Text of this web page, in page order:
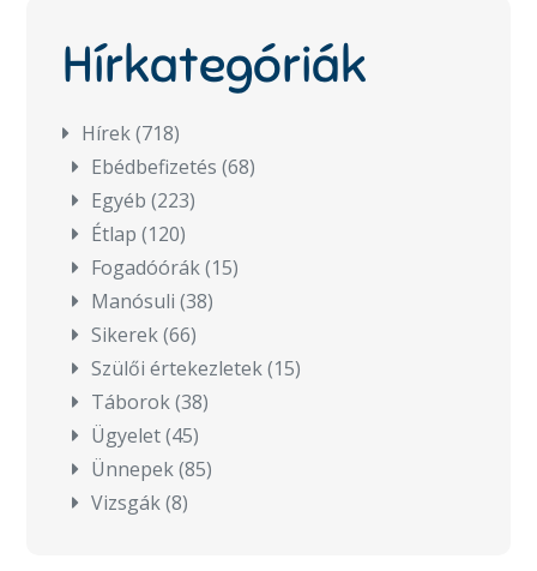
Hírkategóriák
Hírek(718)
Ebédbefizetés (68)
Egyéb (223)
Étlap (120)
Fogadóórák(15)
Manósuli (38)
Sikerek(66)
Szülői értekezletek(15)
Táborok(38)
Ügyelet(45)
Ünnepek(85)
Vizsgák(8)